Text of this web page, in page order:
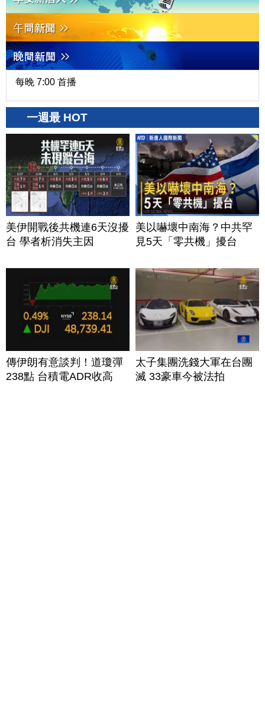
每晚 7:00 首播
一週最 HOT
美伊開戰後共機連6天沒擾
台 學者析消失主因
美以嚇壞中南海？中共罕
見5天「零共機」擾台
傳伊朗有意談判！道瓊彈
238點 台積電ADR收高
太子集團洗錢大軍在台團
滅 33豪車今被法拍